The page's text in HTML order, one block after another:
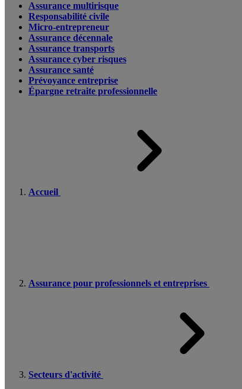
Assurance multirisque
Responsabilité civile
Micro-entrepreneur
Assurance décennale
Assurance transports
Assurance cyber risques
Assurance santé
Prévoyance entreprise
Épargne retraite professionnelle
Accueil
Assurance pour professionnels et entreprises
Secteurs d'activité